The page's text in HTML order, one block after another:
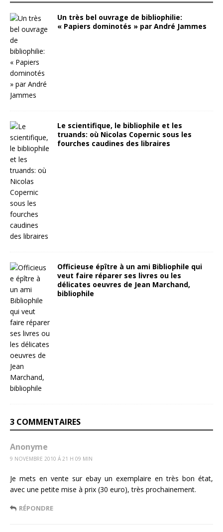
Un très bel ouvrage de bibliophilie:
« Papiers dominotés » par André Jammes
Le scientifique, le bibliophile et les
truands: où Nicolas Copernic sous les
fourches caudines des libraires
Officieuse épître à un ami Bibliophile qui
veut faire réparer ses livres ou les
délicates oeuvres de Jean Marchand,
bibliophile
3 COMMENTAIRES
Anonyme
9 NOVEMBRE 2010 Á 21 H 09 MIN
Je mets en vente sur ebay un exemplaire en très bon état,
avec une petite mise à prix (30 euro), très prochainement.
RÉPONDRE